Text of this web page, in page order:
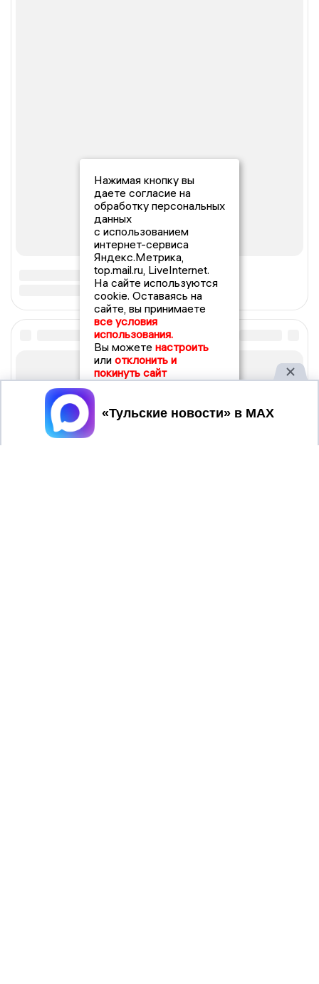
Нажимая кнопку вы
даете согласие на
обработку персональных
данных
с использованием
интернет-сервиса
Яндекс.Метрика,
top.mail.ru, LiveInternet.
На сайте используются
cookie. Оставаясь на
сайте, вы принимаете
все условия
использования.
Вы можете настроить
или отклонить и
покинуть сайт
Принять